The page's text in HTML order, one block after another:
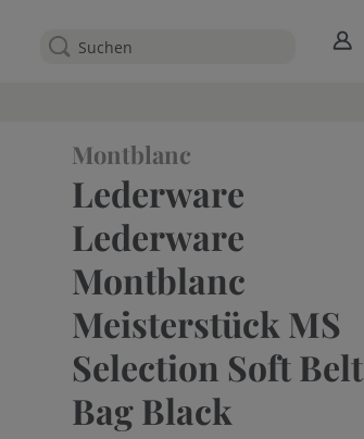
Montblanc
Lederware
Lederware
Montblanc
Meisterstück MS
Selection Soft Belt
Bag Black